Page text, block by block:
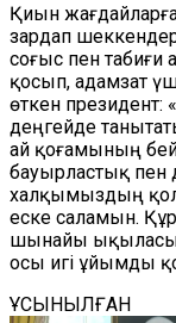
Қиын
зардап
соғыс пен табиғи
қосып, адамзат
өткен президент:
деңгейде
ай қоғамының
бауырластық пен
халқымыздың
еске саламын.
шынайы
осы игі ұйымды
ҰСЫНЫЛҒАН